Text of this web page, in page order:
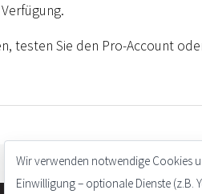
testen Sie den Pro-Account
Wir verwenden notwendige Cookies
Einwilligung – optionale Dienste (z.B.